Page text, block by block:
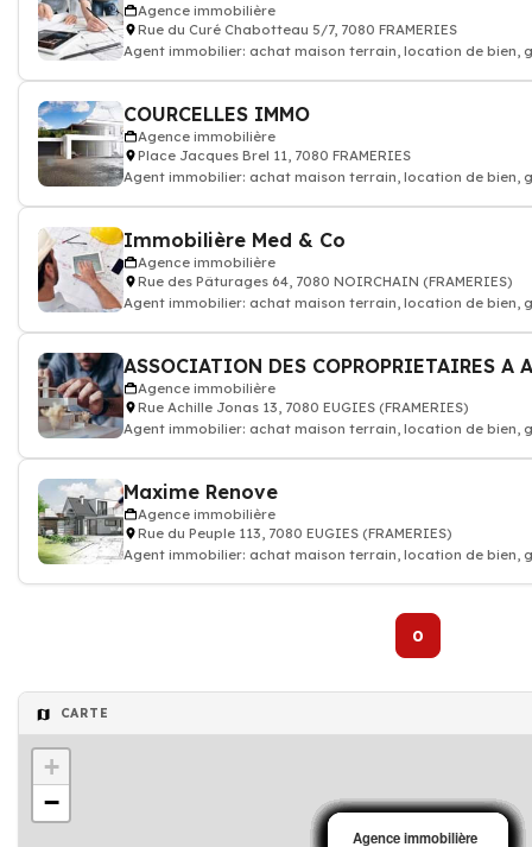
Agence immobilière
Rue du Curé Chabotteau 5/7, 7080 FRAMERIES
Agent immobilier: achat maison terrain, location de bien,
COURCELLES IMMO
Agence immobilière
Place Jacques Brel 11, 7080 FRAMERIES
Agent immobilier: achat maison terrain, location de bien,
Immobilière Med & Co
Agence immobilière
Rue des Pâturages 64, 7080 NOIRCHAIN (FRAMERIES)
Agent immobilier: achat maison terrain, location de bien,
Agence immobilière
Rue Achille Jonas 13, 7080 EUGIES (FRAMERIES)
Agent immobilier: achat maison terrain, location de bien,
Maxime Renove
Agence immobilière
Rue du Peuple 113, 7080 EUGIES (FRAMERIES)
Agent immobilier: achat maison terrain, location de bien,
0
CARTE
Agence immobilière
Agence immobilière
Agence immobilière
Agence immobilière
Agence immobilière
Agence immobilière
Agence immobilière
Agence immobilière
Agence immobilière
Agence immobilière
Agence immobilière
Agence immobilière
Agence immobilière
Agence immobilière
Agence immobilière
Agence immobilière
Agence immobilière
Agence immobilière
Agence immobilière
Agence immobilière
+
−